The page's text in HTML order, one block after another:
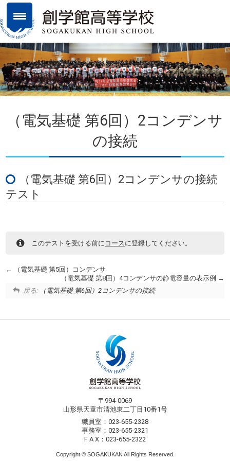
（電気基礎 第6回）2コンデンサ
の接続
（電気基礎 第6回）2コンデンサの接続
テスト
このテストを受ける前に コースに登録してください。
（電気基礎 第5回）コンデンサ
（電気基礎 第8回）4コンデンサの静電容量の表示例
戻る:
（電気基礎 第6回）2コンデンサの接続
〒994-0069
山形県天童市清池東二丁目10番1号
職員室：023-655-2328
事務室：023-655-2321
F A X：023-655-2322
Copyright © SOGAKUKAN All Rights Reserved.